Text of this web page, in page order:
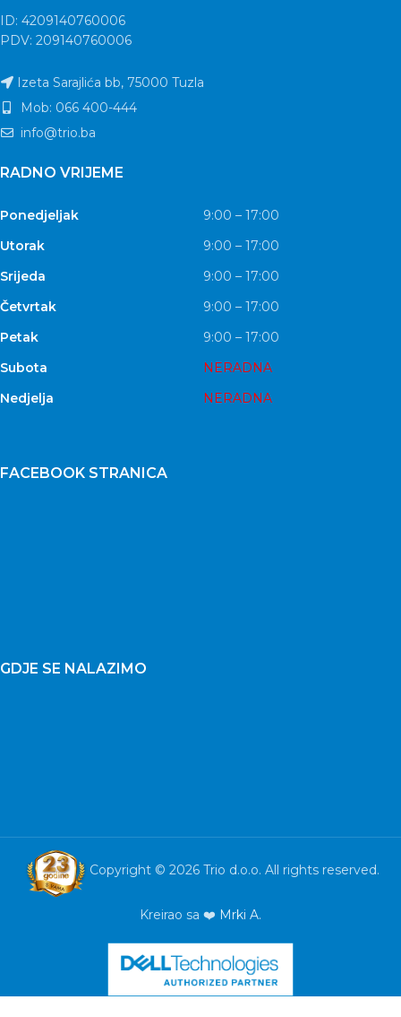
ID: 4209140760006
PDV: 209140760006
Izeta Sarajlića bb, 75000 Tuzla
Mob: 066 400-444
info@trio.ba
RADNO VRIJEME
Ponedjeljak
9:00 – 17:00
Utorak
9:00 – 17:00
Srijeda
9:00 – 17:00
Četvrtak
9:00 – 17:00
Petak
9:00 – 17:00
Subota
NERADNA
Nedjelja
NERADNA
FACEBOOK STRANICA
GDJE SE NALAZIMO
Copyright © 2026 Trio d.o.o. All rights reserved.
Kreirao sa ❤️ Mrki A.
Mobitel
Lite NE